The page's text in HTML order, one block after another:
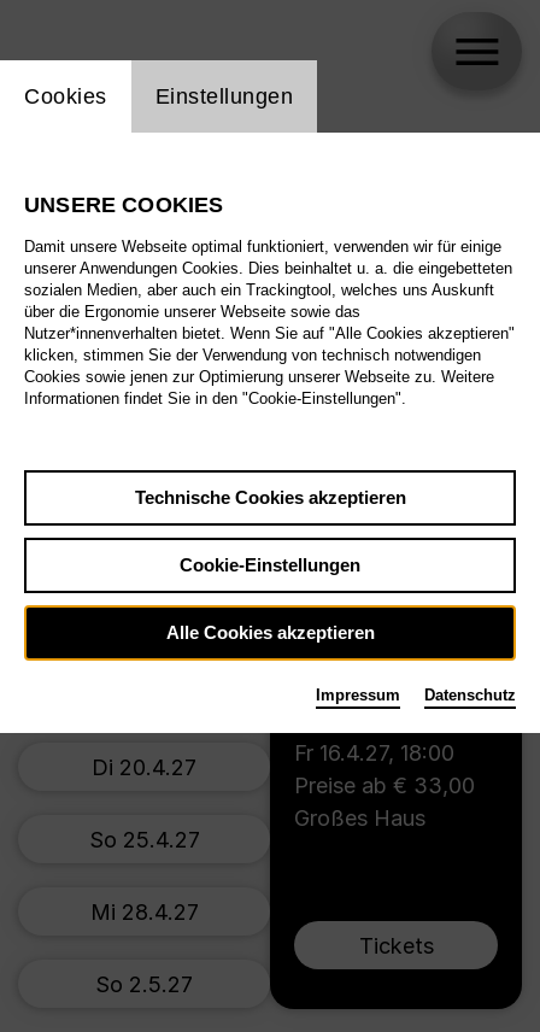
Biographie
Spielplan
Im Kino mit Kornél
Mundruczó
Preise ab € 14,00
delphi LUX
Tickets
Mi 24.3.27
Otello
Fr 16.4.27, 18:00
Preise ab € 33,00
Großes Haus
Tickets
Di 20.4.27
So 25.4.27
Mi 28.4.27
So 2.5.27
Einstellung Website Cookie
Cookies Einstellungen
UNSERE COOKIES
Damit unsere Webseite optimal funktioniert, verwenden wir für einige
unserer Anwendungen Cookies. Dies beinhaltet u. a. die eingebetteten
sozialen Medien, aber auch ein Trackingtool, welches uns Auskunft
über die Ergonomie unserer Webseite sowie das
Nutzer*innenverhalten bietet. Wenn Sie auf "Alle Cookies akzeptieren"
klicken, stimmen Sie der Verwendung von technisch notwendigen
Cookies sowie jenen zur Optimierung unserer Webseite zu. Weitere
Informationen findet Sie in den "Cookie-Einstellungen".
Technische Cookies akzeptieren
Cookie-Einstellungen
Alle Cookies akzeptieren
Impressum Datenschutz